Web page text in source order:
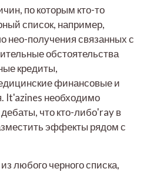
по которым кто-то
список, например,
нео-получения связанных с
обстоятельства
кредиты,
финансовые и
It'azines необходимо
что кто-либо'ray в
эффекты рядом с
любого черного списка,